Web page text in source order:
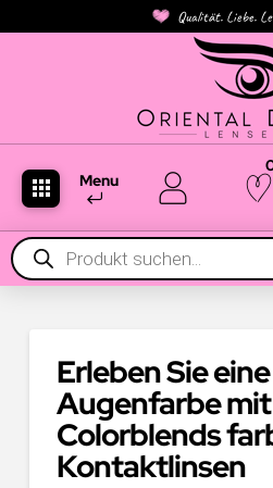
Qualität. Liebe.
Menu
Products
search
Erleben Sie
Augenfarbe
Colorblends
Kontaktlinsen